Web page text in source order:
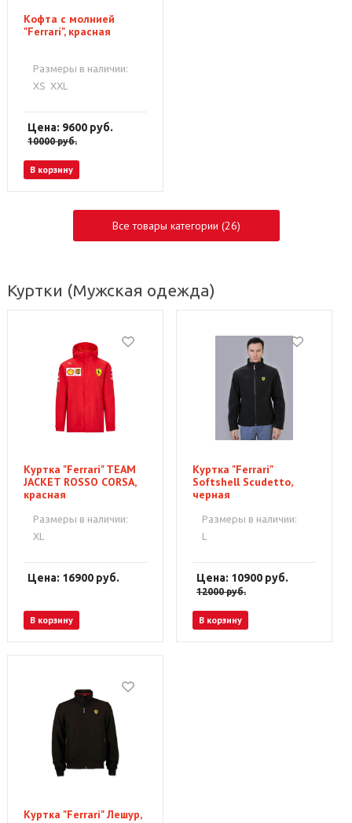
Кофта с молнией
"Ferrari", красная
Размеры в наличии:
XS XXL
Цена: 9600 руб.
10000руб.
В корзину
Все товары категории (26)
Куртки (Мужская одежда)
Куртка "Ferrari" TEAM
JACKET ROSSO CORSA,
красная
Размеры в наличии:
XL
Цена: 16900 руб.
В корзину
Куртка "Ferrari"
Softshell Scudetto,
черная
Размеры в наличии:
L
Цена: 10900 руб.
12000руб.
В корзину
Куртка "Ferrari" Лешур,